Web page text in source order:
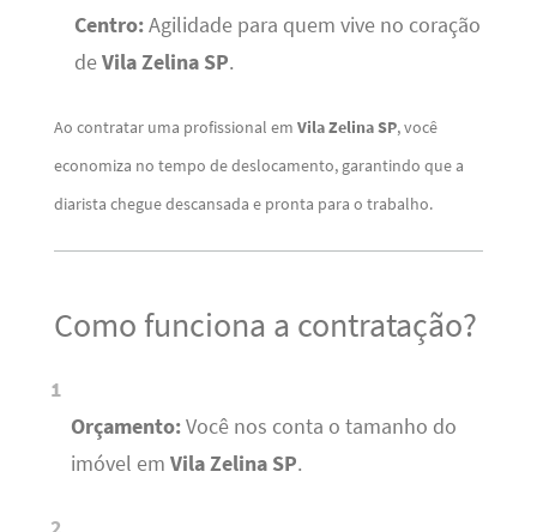
Centro:Agilidade para quem vive no coração
deVila Zelina SP.
Ao contratar uma profissional em Vila Zelina SP, você
economiza no tempo de deslocamento, garantindo que a
diarista chegue descansada e pronta para o trabalho.
Como funciona a contratação?
Orçamento:Você nos conta o tamanho do
imóvel em Vila Zelina SP.